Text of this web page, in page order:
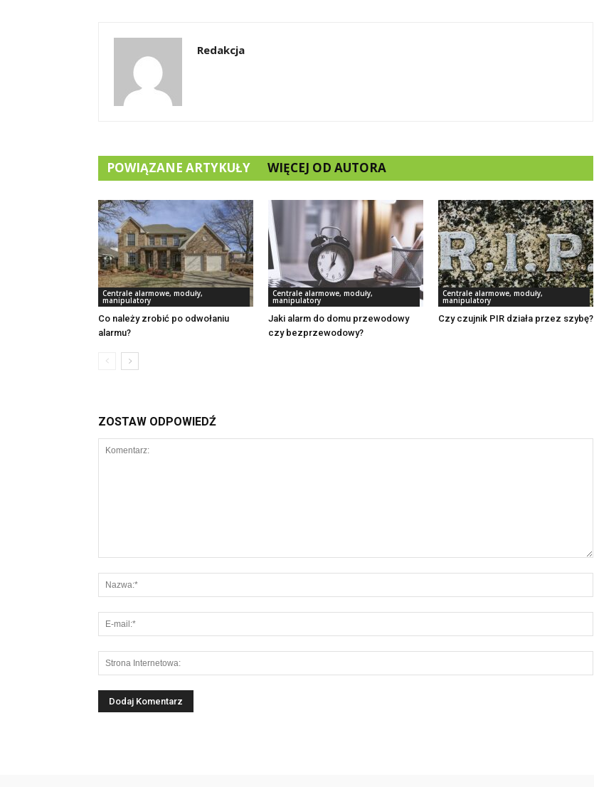
Redakcja
POWIĄZANE ARTYKUŁY WIĘCEJ OD AUTORA
Centrale alarmowe, moduły,
manipulatory
Co należy zrobić po odwołaniu
alarmu?
Centrale alarmowe, moduły,
manipulatory
Jaki alarm do domu przewodowy
czy bezprzewodowy?
Centrale alarmowe, moduły,
manipulatory
Czy czujnik PIR działa przez szybę?
ZOSTAW ODPOWIEDŹ